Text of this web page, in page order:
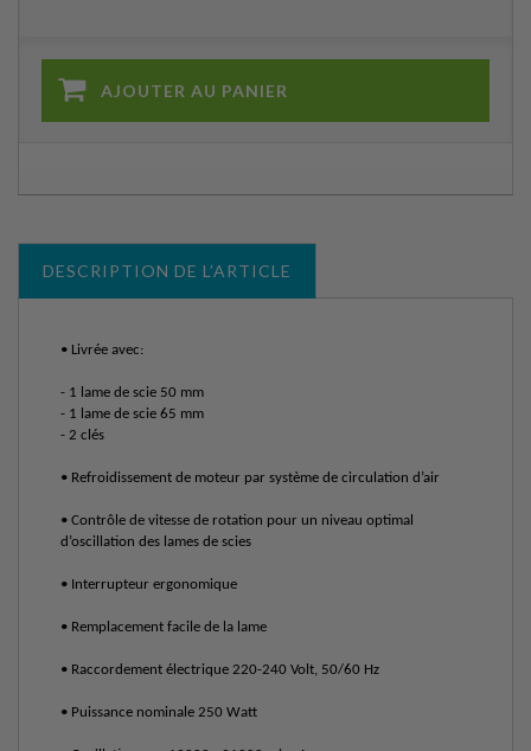
AJOUTER AU PANIER
DESCRIPTION DE L’ARTICLE
• Livrée avec:
- 1 lame de scie 50 mm
- 1 lame de scie 65 mm
- 2 clés
• Refroidissement de moteur par système de circulation d’air
• Contrôle de vitesse de rotation pour un niveau optimal
d’oscillation des lames de scies
• Interrupteur ergonomique
• Remplacement facile de la lame
• Raccordement électrique 220-240 Volt, 50/60 Hz
• Puissance nominale 250 Watt